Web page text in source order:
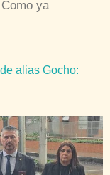
ya
alias Gocho: